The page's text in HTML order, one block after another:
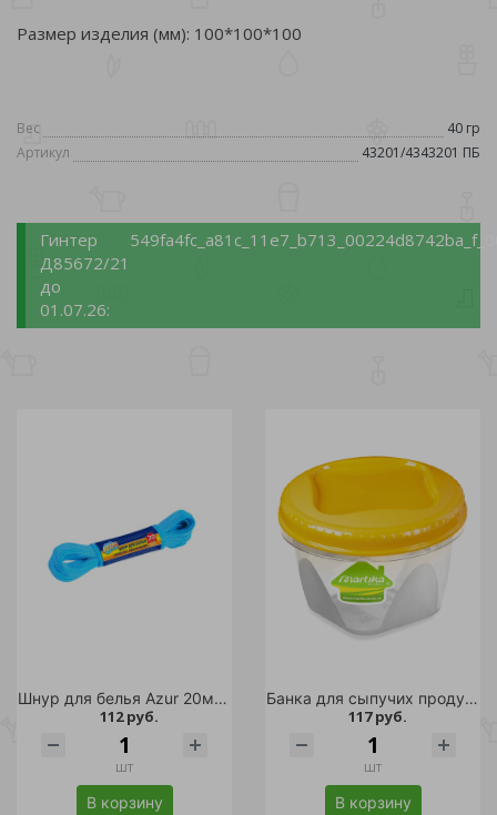
Размер изделия (мм): 100*100*100
Вес
40 гр
Артикул
43201/4343201 ПБ
Гинтер
Д85672/21
до
01.07.26:
Шнур для белья Azur 20м (полипропилен)
112 руб.
шт
В корзину
Банка для сыпучих продуктов Тондо 0,9л с завинчивающейся крышкой кремовая /
117 руб.
шт
В корзину